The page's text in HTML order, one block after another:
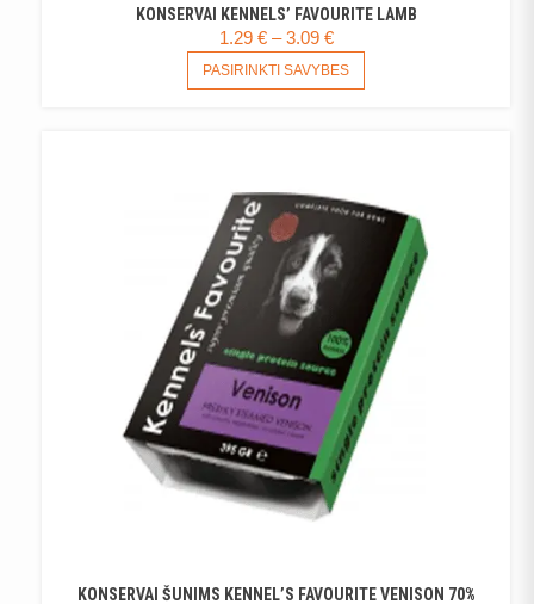
KONSERVAI KENNELS’ FAVOURITE LAMB
1.29 € – 3.09 €PRICE
RANGE:
1.29 €
PASIRINKTI SAVYBES
PRODUCT
OPTIONS
MAY
CHOSEN
ON
THE
PRODUCT
PAGE
KONSERVAI ŠUNIMS KENNEL’S FAVOURITE VENISON 70%